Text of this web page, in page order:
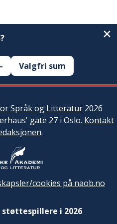
Valgfri sum
Språk og Litteratur2026
gate 27 i Oslo. Kontakt
.
cookies på naob.no
støttespillere i 2026